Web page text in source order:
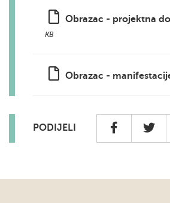
Obrazac - projektna
KB
Obrazac -
PODIJELI